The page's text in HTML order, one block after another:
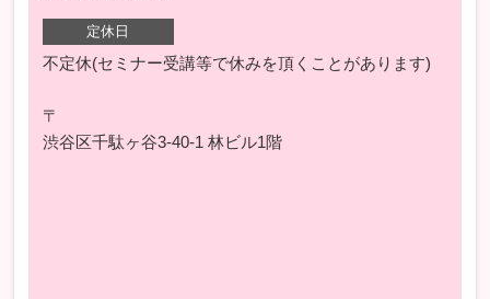
定休日
不定休(セミナー受講等で休みを頂くことがあります)
〒
渋谷区千駄ヶ谷3-40-1 林ビル1階